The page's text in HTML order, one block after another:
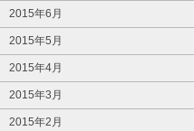
2015年6月
2015年5月
2015年4月
2015年3月
2015年2月